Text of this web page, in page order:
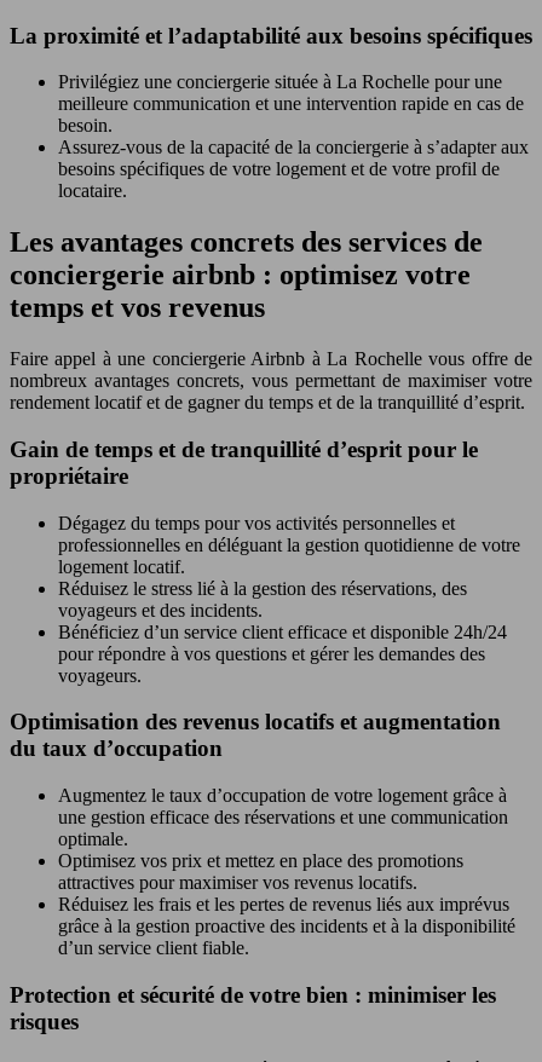
La proximité et l’adaptabilité aux besoins spécifiques
Privilégiez une conciergerie située à La Rochelle pour une
meilleure communication et une intervention rapide en cas de
besoin.
Assurez-vous de la capacité de la conciergerie à s’adapter aux
besoins spécifiques de votre logement et de votre profil de
locataire.
Les avantages concrets des services de
conciergerie airbnb : optimisez votre
temps et vos revenus
Faire appel à une conciergerie Airbnb à La Rochelle vous offre de
nombreux avantages concrets, vous permettant de maximiser votre
rendement locatif et de gagner du temps et de la tranquillité d’esprit.
Gain de temps et de tranquillité d’esprit pour le
propriétaire
Dégagez du temps pour vos activités personnelles et
professionnelles en déléguant la gestion quotidienne de votre
logement locatif.
Réduisez le stress lié à la gestion des réservations, des
voyageurs et des incidents.
Bénéficiez d’un service client efficace et disponible 24h/24
pour répondre à vos questions et gérer les demandes des
voyageurs.
Optimisation des revenus locatifs et augmentation
du taux d’occupation
Augmentez le taux d’occupation de votre logement grâce à
une gestion efficace des réservations et une communication
optimale.
Optimisez vos prix et mettez en place des promotions
attractives pour maximiser vos revenus locatifs.
Réduisez les frais et les pertes de revenus liés aux imprévus
grâce à la gestion proactive des incidents et à la disponibilité
d’un service client fiable.
Protection et sécurité de votre bien : minimiser les
risques